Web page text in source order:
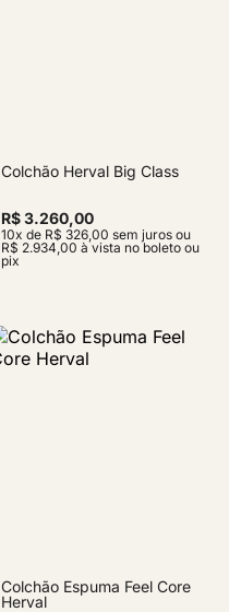
Colchão Herval Big Class
R$ 3.260,00
10x de R$ 326,00 sem juros ou
R$ 2.934,00 à vista no boleto ou
pix
Colchão Espuma Feel Core
Herval